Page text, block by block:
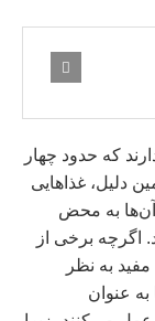
که حدود چهار
دلیل، غذاهایی
آن‌ها به محض
اگرچه برخی از
به نظر
به عنوان